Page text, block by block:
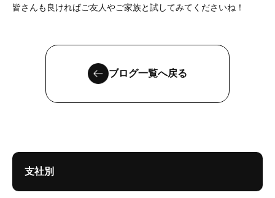
皆さんも良ければご友人やご家族と試してみてくださいね！
ブログ一覧へ戻る
支社別